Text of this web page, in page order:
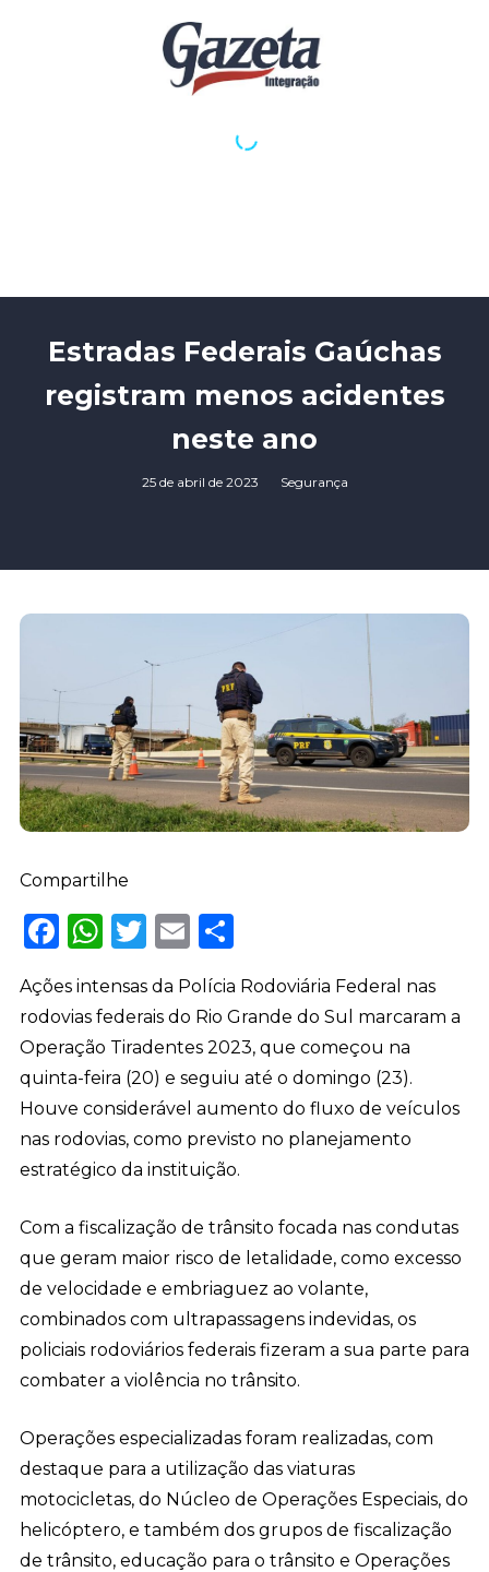
Estradas Federais Gaúchas
registram menos acidentes
neste ano
25 de abril de 2023 Segurança
Compartilhe
Facebook
WhatsApp
Twitter
EmailShare
Ações intensas da Polícia Rodoviária Federal nas
rodovias federais do Rio Grande do Sul marcaram a
Operação Tiradentes 2023, que começou na
quinta-feira (20) e seguiu até o domingo (23).
Houve considerável aumento do fluxo de veículos
nas rodovias, como previsto no planejamento
estratégico da instituição.
Com a fiscalização de trânsito focada nas condutas
que geram maior risco de letalidade, como excesso
de velocidade e embriaguez ao volante,
combinados com ultrapassagens indevidas, os
policiais rodoviários federais fizeram a sua parte para
combater a violência no trânsito.
Operações especializadas foram realizadas, com
destaque para a utilização das viaturas
motocicletas, do Núcleo de Operações Especiais, do
helicóptero, e também dos grupos de fiscalização
de trânsito, educação para o trânsito e Operações